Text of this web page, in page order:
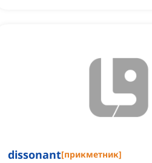
dissonant[прикметник]